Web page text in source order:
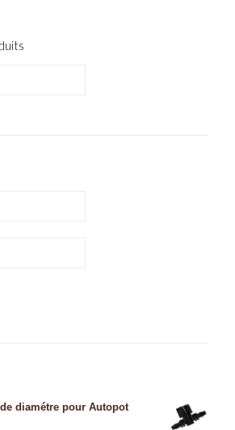
diamétre pour Autopot